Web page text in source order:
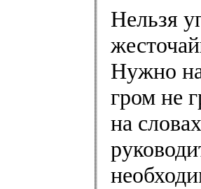
Нельзя
Нужно
гром не
на